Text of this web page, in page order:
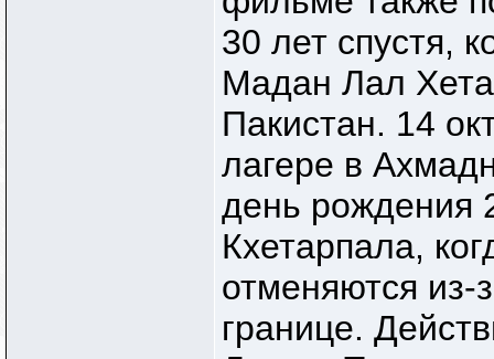
30 лет спустя,
Мадан Лал
Пакистан. 14
лагере в
день рождения
Кхетарпала,
отменяются из-
границе.